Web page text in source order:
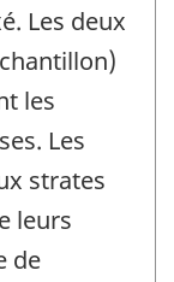
Les deux
les
Les
strates
leurs
de